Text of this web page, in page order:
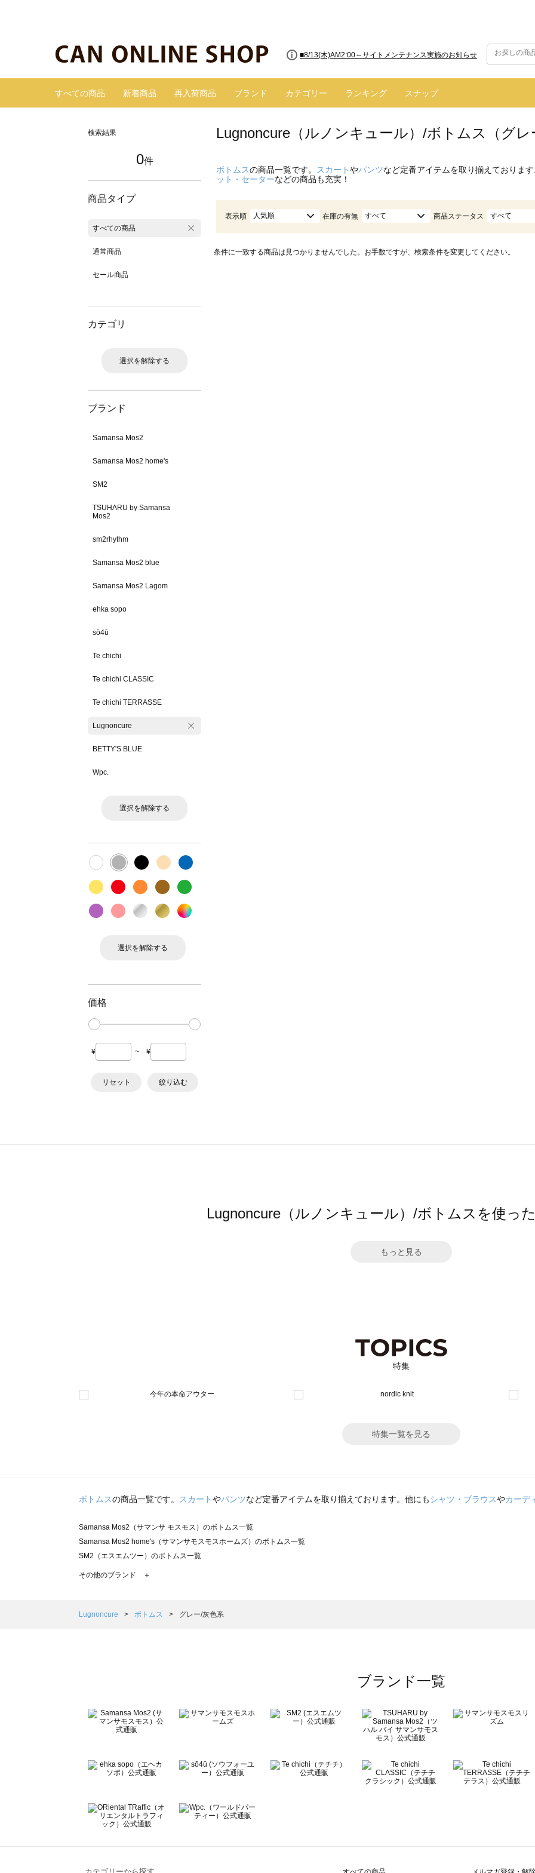
■8/13(木)AM2:00～サイトメンテナンス実施のお知らせ
すべての商品 新着商品 再入荷商品 ブランド カテゴリー ランキング スナップ
検索結果
0件
商品タイプ
すべての商品
通常商品
セール商品
カテゴリ
選択を解除する
ブランド
Samansa Mos2
Samansa Mos2 home's
SM2
TSUHARU by Samansa
Mos2
sm2rhythm
Samansa Mos2 blue
Samansa Mos2 Lagom
ehka sopo
sō4ū
Te chichi
Te chichi CLASSIC
Te chichi TERRASSE
Lugnoncure
BETTY'S BLUE
Wpc.
選択を解除する
選択を解除する
価格
¥ ~ ¥
リセット 絞り込む
Lugnoncure（ルノンキュール）/ボトムス（グレ
ボトムスの商品一覧です。 スカートやパンツなど定番アイテムを取り揃えておりま
ット・セーターなどの商品も充実！
表示順 人気順 在庫の有無 すべて 商品ステータス すべて
条件に一致する商品は見つかりませんでした。お手数ですが、検索条件を変更してください。
Lugnoncure（ルノンキュール）/ボトムスを使っ
もっと見る
特集
特集一覧を見る
ボトムスの商品一覧です。 スカートやパンツなど定番アイテムを取り揃えております。他にもシャツ・ブラウスやカーデ
Samansa Mos2（サマンサ モスモス）のボトムス一覧
Samansa Mos2 home's（サマンサモスモスホームズ）のボトムス一覧
SM2（エスエムツー）のボトムス一覧
TSUHARU by Samansa Mos2（ツハルバイサマンサモスモス）のボトムス一覧
Samansa Mos2 Lagom（サマンサモスモス ラーゴム）のボトムス一覧
BETTY'S BLUE（べティーズブルー）のボトムス一覧
Wpc.（ワールドパーティー）のボトムス一覧
その他のブランド ＋
Lugnoncure ボトムス グレー/灰色系
ブランド一覧